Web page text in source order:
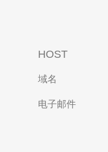
HOST
域名
电子邮件